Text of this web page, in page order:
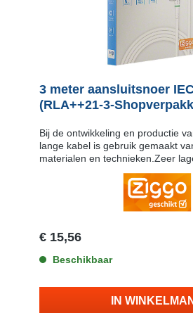
3 meter aansluitsnoer
(RLA++21-3-
Bij de ontwikkeling en productie
lange kabel is gebruik gemaakt
materialen en technieken.Zeer
minimaal signaalverlies5 Jaar
connectoren voor prima verbinding Hoge
afscherming. geen beïnvloeding
televisiesignaal. Op de kabels zijn
gemonteerd met zeer goede
Uitgevoerd met een aangegoten
juiste maatvoering en goede
Deze gecertificeerde
afschermingen en voldoet dan
€ 15,56
Beschikbaar
IN